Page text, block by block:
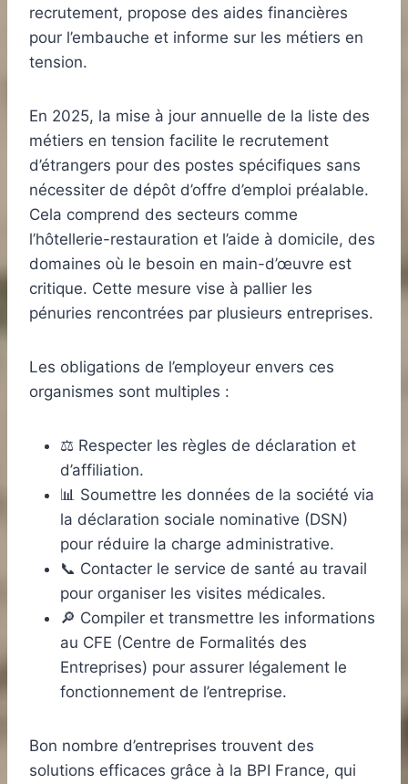
recrutement, propose des aides financières
pour l’embauche et informe sur les métiers en
tension.
En 2025, la mise à jour annuelle de la liste des
métiers en tension facilite le recrutement
d’étrangers pour des postes spécifiques sans
nécessiter de dépôt d’offre d’emploi préalable.
Cela comprend des secteurs comme
l’hôtellerie-restauration et l’aide à domicile, des
domaines où le besoin en main-d’œuvre est
critique. Cette mesure vise à pallier les
pénuries rencontrées par plusieurs entreprises.
Les obligations de l’employeur envers ces
organismes sont multiples :
⚖️ Respecter les règles de déclaration et
d’affiliation.
📊 Soumettre les données de la société via
la déclaration sociale nominative (DSN)
pour réduire la charge administrative.
📞 Contacter le service de santé au travail
pour organiser les visites médicales.
🔎 Compiler et transmettre les informations
au CFE (Centre de Formalités des
Entreprises) pour assurer légalement le
fonctionnement de l’entreprise.
Bon nombre d’entreprises trouvent des
solutions efficaces grâce à la BPI France, qui